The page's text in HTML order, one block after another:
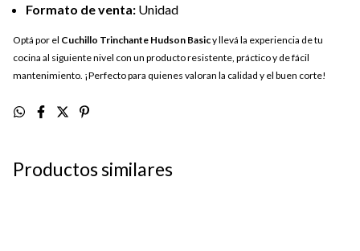
Formato de venta: Unidad
Optá por el Cuchillo Trinchante Hudson Basicy llevá la experiencia de tu
cocina al siguiente nivel con un producto resistente, práctico y de fácil
mantenimiento. ¡Perfecto para quienes valoran la calidad y el buen corte!
Productos similares